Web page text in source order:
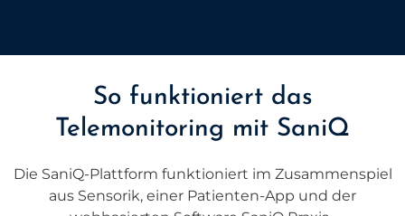
So funktioniert das
Telemonitoring mit SaniQ
Die SaniQ-Plattform funktioniert im Zusammenspiel
aus Sensorik, einer Patienten-App und der